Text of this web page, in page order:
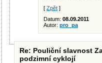
[ Zpět ]
Datum: 08.09.2011
Autor: pro_pa
Re: Pouliční slavnost
podzimní cyklojí